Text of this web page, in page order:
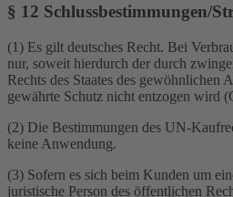
§ 12 Schlussbestimmungen/
(1) Es gilt deutsches Recht. Bei
nur, soweit hierdurch der durch
Rechts des Staates des gewöhnlichen
gewährte Schutz nicht entzogen wird
(2) Die Bestimmungen des UN-
keine Anwendung.
(3) Sofern es sich beim Kunden um
juristische Person des öffentlichen